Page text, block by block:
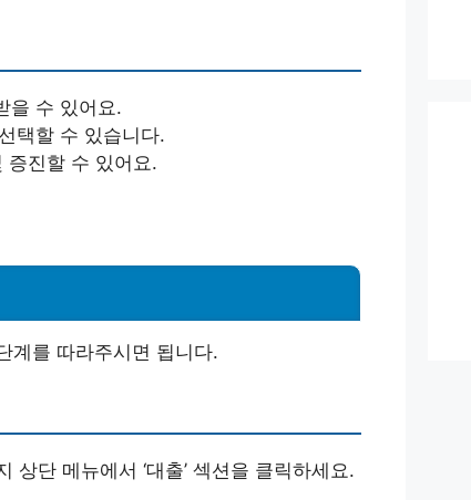
을 수 있어요.
택할 수 있습니다.
증진할 수 있어요.
계를 따라주시면 됩니다.
단 메뉴에서 ‘대출’ 섹션을 클릭하세요.